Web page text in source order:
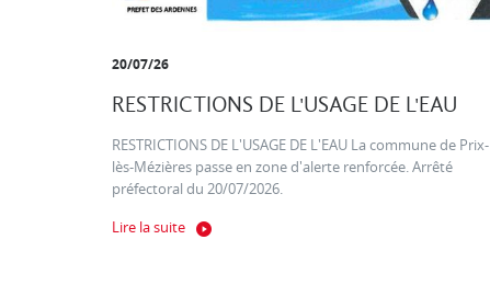
20/07/26
RESTRICTIONS DE L'USAGE DE L'EAU
RESTRICTIONS DE L'USAGE DE L'EAU La commune de Prix-
lès-Mézières passe en zone d'alerte renforcée. Arrêté
préfectoral du 20/07/2026.
Lire la suite